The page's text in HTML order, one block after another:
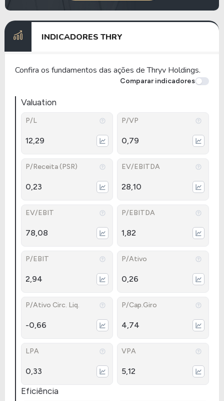
INDICADORES THRY
Confira os fundamentos das ações de Thryv Holdings.
Comparar indicadores
Valuation
P/L
12,29
P/VP
0,79
P/Receita (PSR)
0,23
EV/EBITDA
28,10
EV/EBIT
78,08
P/EBITDA
1,82
P/EBIT
2,94
P/Ativo
0,26
P/Ativo Circ. Liq.
-0,66
P/Cap.Giro
4,74
LPA
0,33
VPA
5,12
Eficiência